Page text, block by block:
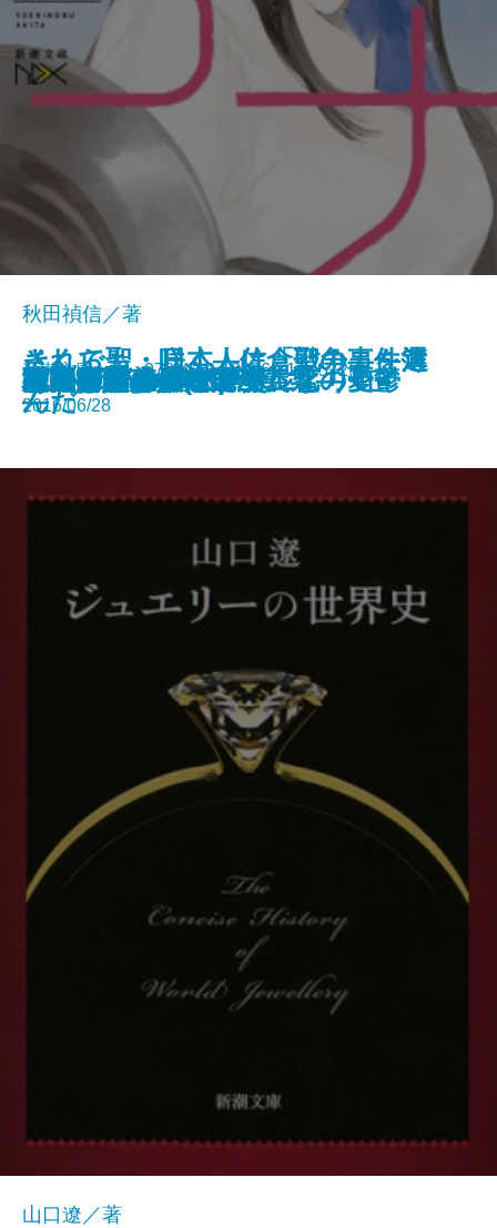
流星ひとつ
雨のち晴れ、ところにより虹
月光の誘惑
残夢の骸―満州国演義九―
ウィニー・ザ・プー
チャイナ・メン
ジャングル・ブック
宇宙ヴァンパイアー
王の厨房―僕僕先生 零―
ハルコナ
秋田禎信／著
新潮文庫nex 978-4-10-180069-1 572円
2016/06/28
ジュエリーの世界史
山口遼／著
それでも、日本人は「戦争」を選
んだ
あのころのデパート
江戸川乱歩名作選
ゼツメツ少年
村上海賊の娘(一)
村上海賊の娘(二)
管見妄語 グローバル化の憂鬱
本屋さんのダイアナ
さくら聖・咲く―佐倉聖の事件簿
―